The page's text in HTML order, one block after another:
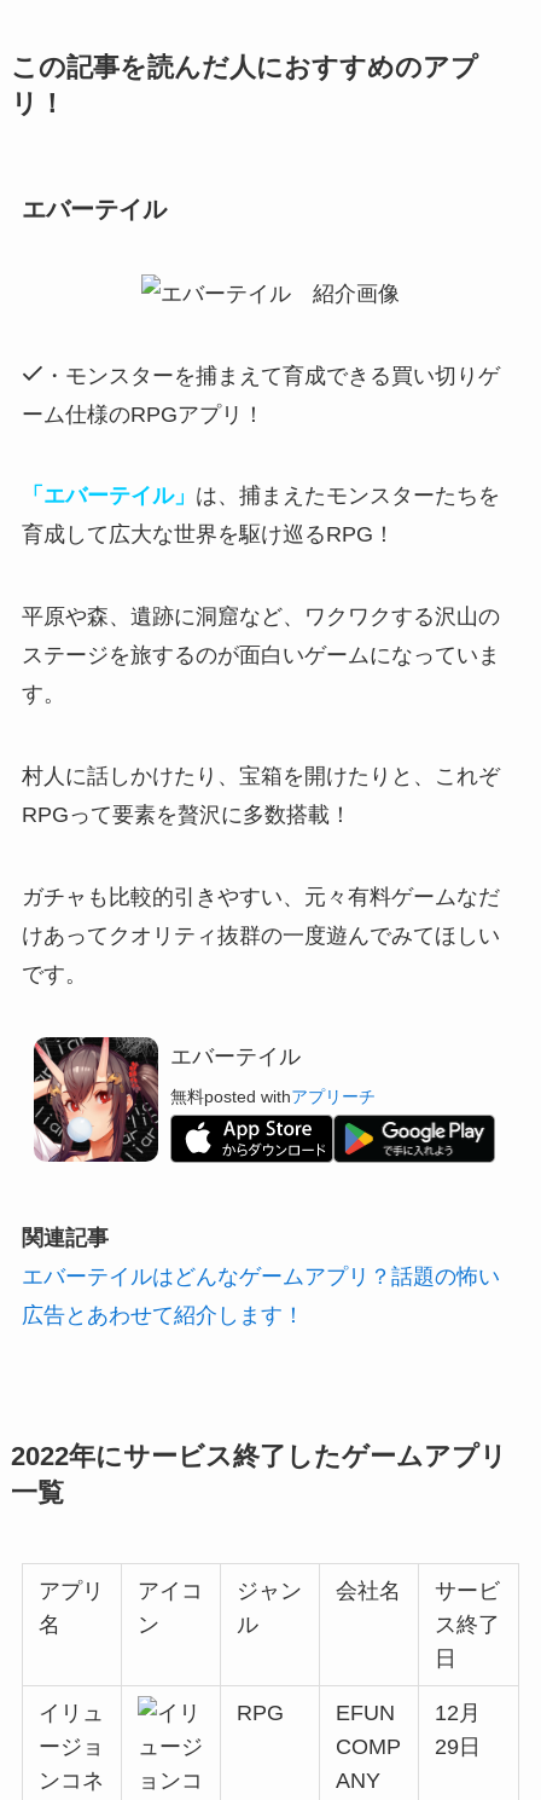
この記事を読んだ人におすすめのアプ
リ！
エバーテイル
・モンスターを捕まえて育成できる買い切りゲ
ーム仕様のRPGアプリ！
「エバーテイル」 は、捕まえたモンスターたちを
育成して広大な世界を駆け巡るRPG！
平原や森、遺跡に洞窟など、
ワクワクする沢山の
ステージを旅するのが面白いゲームになっていま
す。
村人に話しかけたり、宝箱を開けたりと、これぞ
RPGって要素を贅沢に多数搭載！
ガチャも比較的引きやすい、元々有料ゲームなだ
けあってクオリティ抜群の一度遊んでみてほしい
です。
エバーテイル
無料posted withアプリーチ
関連記事
エバーテイルはどんなゲームアプリ？話題の怖い
広告とあわせて紹介します！
2022年にサービス終了したゲームアプリ
一覧
アプリ
名
アイコ
ン
ジャン
ル
会社名
サービ
ス終了
日
イリュ
ージョ
ンコネ
RPG
EFUN
COMP
ANY
12月
29日